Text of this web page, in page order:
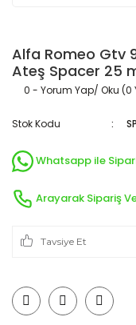
Alfa Romeo Gtv
Ateş Spacer 25
0 - Yorum Yap/ Oku (0
Stok Kodu
Whatsapp ile
Arayarak Sipariş
Tavsiye Et